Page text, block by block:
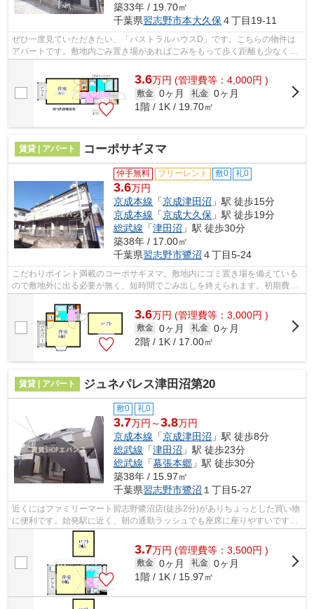
築33年 / 19.70㎡
千葉県習志野市本大久保４丁目19-11
ぜひ一度見ていただきたい、「パストラルハウスD」です。こちらの物件は
アパートです。敷地内ごみ置き場があればごみをもって歩く距離も少なくて
すみます。こちらは初期費用をカードで...
3.6万円 (管理費等：4,000円 )
敷金 0ヶ月 礼金 0ヶ月
1階 / 1K / 19.70㎡
賃貸 | アパート コーポサギヌマ
仲手無料 フリーレント 敷0 礼0
3.6万円
京成本線 「京成津田沼 」駅 徒歩15分
京成本線 「京成大久保 」駅 徒歩19分
総武線 「津田沼 」駅 徒歩30分
築38年 / 17.00㎡
千葉県習志野市鷺沼 ４丁目5-24
こだわりポイント満載のコーポサギヌマ。敷地内にゴミ置き場を備えている
ので敷地外に出る必要が無く、短時間でごみ出しを終えられます。初期費用
3.6万円 (管理費等：3,000円 )
敷金 0ヶ月 礼金 0ヶ月
2階 / 1K / 17.00㎡
賃貸 | アパート ジュネパレス津田沼第20
敷0 礼0
3.7万円～3.8万円
京成本線 「京成津田沼 」駅 徒歩8分
総武線 「津田沼 」駅 徒歩23分
総武線 「幕張本郷 」駅 徒歩30分
築38年 / 15.97㎡
千葉県習志野市鷺沼 １丁目5-27
近くにはファミリーマート習志野鷺沼店(徒歩2分)がありちょっとした買い物
に便利です。始発駅に近く、朝の通勤ラッシュでも座席に座りやすいです。
こちらの物件はアパートです。物件の...
3.7万円 (管理費等：3,500円 )
敷金 0ヶ月 礼金 0ヶ月
1階 / 1K / 15.97㎡